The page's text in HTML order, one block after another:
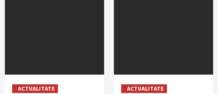
ACTUALITATE ACTUALITATE